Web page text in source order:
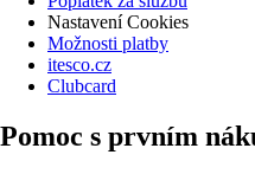
Nastavení Cookies
Možnosti platby
itesco.cz
Clubcard
Pomoc s prvním